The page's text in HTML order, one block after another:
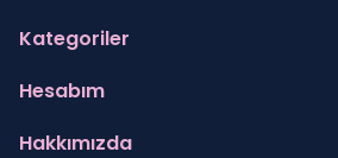
Kategoriler
Hesabım
Hakkımızda